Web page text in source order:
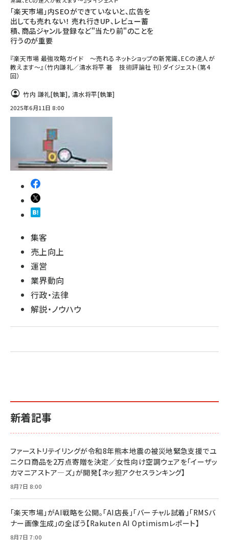
「楽天市場」内SEOができていないと、広告を
出しても売れない！ 売れ行きUP、レビュー蓄
積、商品ジャンル登録など"当たり前"のことを
行うのが重要
『楽天市場 最強攻略ガイド ～売れるネットショップの新常識、ECの達人が
教えます～』（竹内謙礼／清水将平 著 技術評論社 刊）ダイジェスト（第4
回）
竹内 謙礼[執筆], 清水将平[執筆]
2025年6月11日 8:00
集客
売上向上
運営
業界動向
行政・法律
解説・ノウハウ
新着記事
ファーストリテイリングが令和8年熊本地震の被災地緊急支援でユ
ニクロ商品を2万点寄贈を決定／女性向け空調ウェアを「イーザッ
カマニアストア―ズ」が開発【ネッ担アクセスランキング】
8月7日 8:00
「楽天市場」がAI戦略を公開。「AI店長」「バーチャル試着」「RMSバ
ナー画像生成」の全ぼう【Rakuten AI Optimismレポート】
8月7日 7:00